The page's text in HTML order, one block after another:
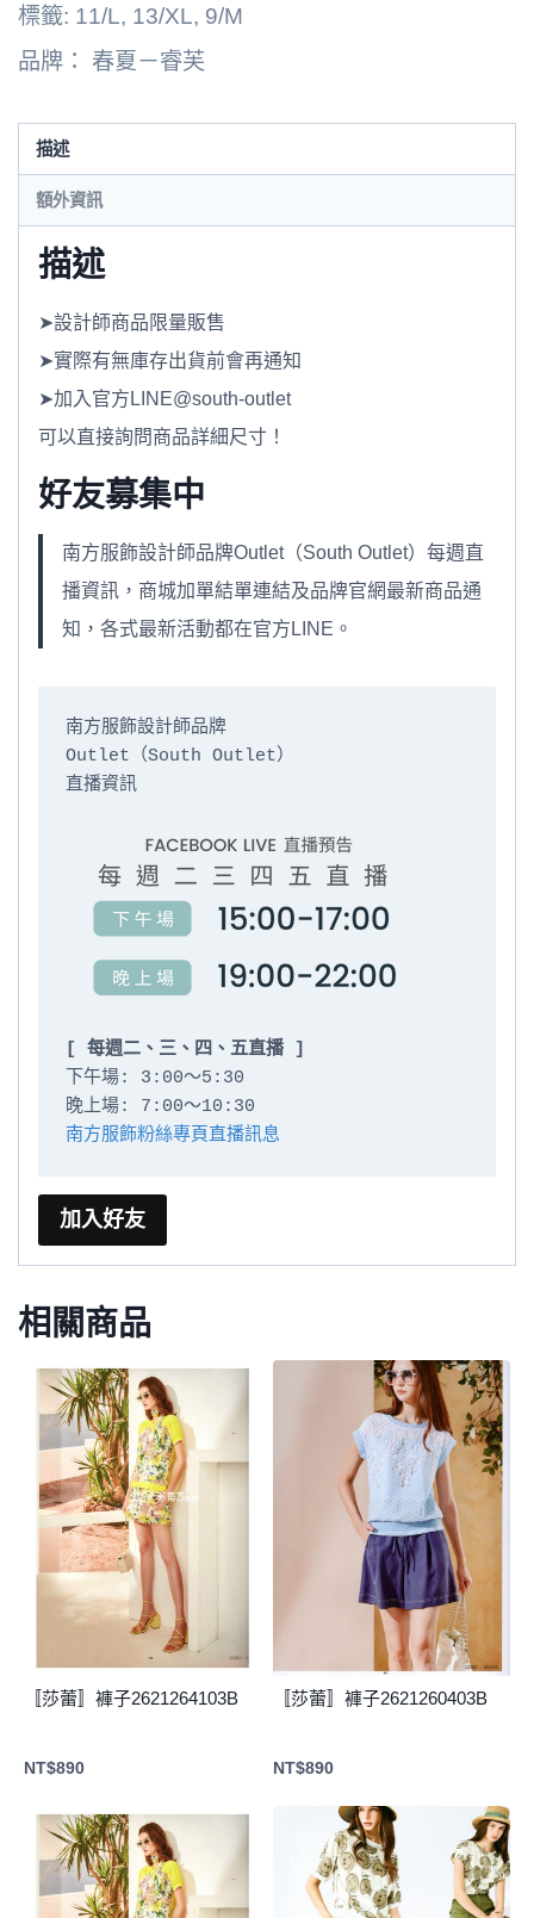
6186B
數
標籤: 11/L, 13/XL, 9/M
品牌： 春夏－睿芙
描述
額外資訊
描述
➤設計師商品限量販售
➤實際有無庫存出貨前會再通知
➤加入官方LINE@south-outlet
可以直接詢問商品詳細尺寸！
好友募集中
南方服飾設計師品牌Outlet（South Outlet）每週直
播資訊，商城加單結單連結及品牌官網最新商品通
知，各式最新活動都在官方LINE。
南方服飾設計師品牌
Outlet（South Outlet）
直播資訊
[ 每週二、三、四、五直播 ]
下午場: 3:00～5:30
南方服飾粉絲專頁直播訊息
加入好友
相關商品
〚莎蕾〛褲子2621264103B
NT$890
〚莎蕾〛褲子2621260403B
NT$890